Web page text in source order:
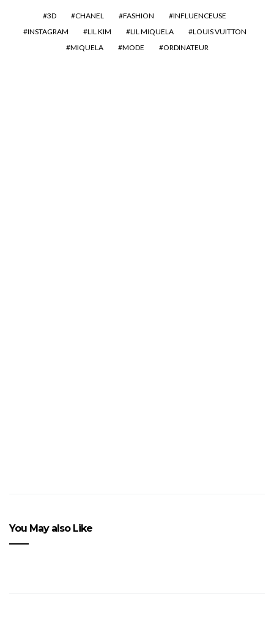
3D CHANEL FASHION
INFLUENCEUSE
INSTAGRAM
LIL KIM LIL MIQUELA
LOUIS VUITTON
MIQUELA
MODE ORDINATEUR
You May also Like